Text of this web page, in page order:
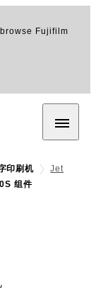
Fujifilm
印刷机
Jet
组件